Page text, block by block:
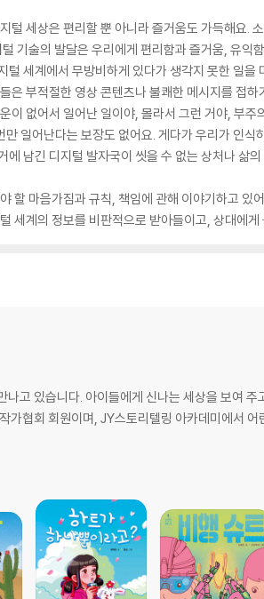
털 세상은 편리할 뿐 아니라 즐거움도 가득해요.
기술의 발달은 우리에게 편리함과 즐거움, 유
털 세계에서 무방비하게 있다가 생각지 못한 일
은 부적절한 영상 콘텐츠나 불쾌한 메시지를 접
이 없어서 일어난 일이야, 몰라서 그런 거야, 부
일어난다는 보장도 없어요. 게다가 우리가 인
에 남긴 디지털 발자국이 씻을 수 없는 상처나 삶
할 마음가짐과 규칙, 책임에 관해 이야기하고
세계의 정보를 비판적으로 받아들이고, 상대에
고 있습니다. 아이들에게 신나는 세상을 보여
가협회 회원이며, JY스토리텔링 아카데미에서 어